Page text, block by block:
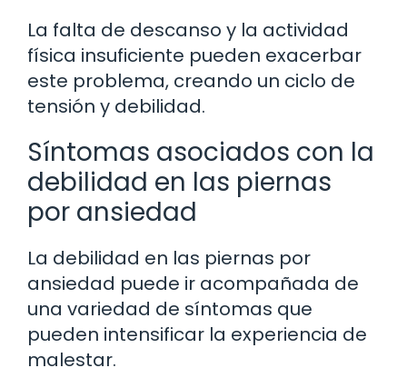
La falta de descanso y la actividad
física insuficiente pueden exacerbar
este problema, creando un ciclo de
tensión y debilidad.
Síntomas asociados con la
debilidad en las piernas
por ansiedad
La debilidad en las piernas por
ansiedad puede ir acompañada de
una variedad de síntomas que
pueden intensificar la experiencia de
malestar.